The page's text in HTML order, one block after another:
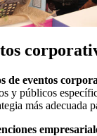
de eventos
y públicos
más adecuada